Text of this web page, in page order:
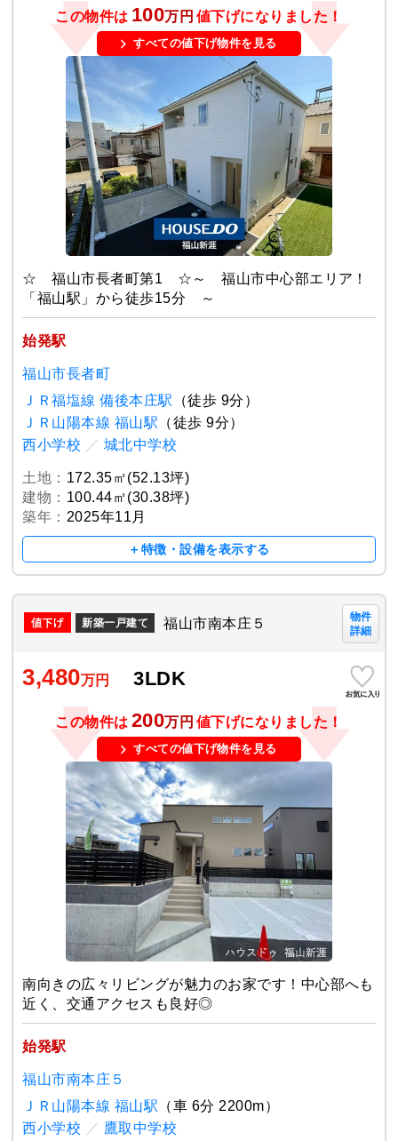
この物件は 100万円 値下げになりました！
すべての値下げ物件を見る
☆ 福山市長者町第1 ☆～ 福山市中心部エリア！
「福山駅」から徒歩15分 ～
始発駅
福山市長者町
ＪＲ福塩線 備後本庄駅
（徒歩 9分）
ＪＲ山陽本線 福山駅 （徒歩 9分）
西小学校 ／ 城北中学校
土地： 172.35㎡(52.13坪)
建物： 100.44㎡(30.38坪)
築年： 2025年11月
＋特徴・設備を表示する
新築一戸建て 福山市南本庄５
物件
詳細
3,480万円 3LDK
この物件は 200万円 値下げになりました！
すべての値下げ物件を見る
南向きの広々リビングが魅力のお家です！中心部へも
近く、交通アクセスも良好◎
始発駅
福山市南本庄５
ＪＲ山陽本線 福山駅 （車 6分 2200m）
西小学校 ／ 鷹取中学校